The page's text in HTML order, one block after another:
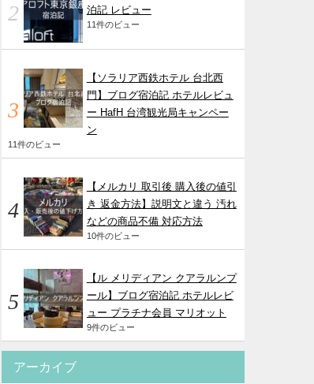
泊記 レビュー
11件のビュー
【ソラリア西鉄ホテル 台北西
門】ブログ宿泊記 ホテルレビュ
ー HafH 台湾観光局キャンペー
ン
11件のビュー
【メルカリ 取引後 購入後の値引
き 返金方法】説明文と違う 汚れ
などの商品不備 対応方法
10件のビュー
【ル メリディアン クアラルンプ
ール】ブログ宿泊記 ホテルレビ
ュー プラチナ会員 マリオット
9件のビュー
アーカイブ